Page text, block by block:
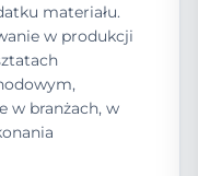
materiału.
w produkcji
w branżach, w